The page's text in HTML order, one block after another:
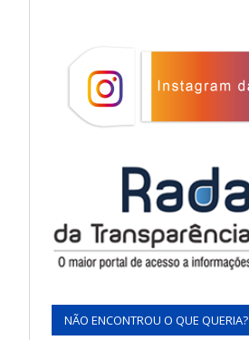
NÃO ENCONTROU O QUE QUERIA?